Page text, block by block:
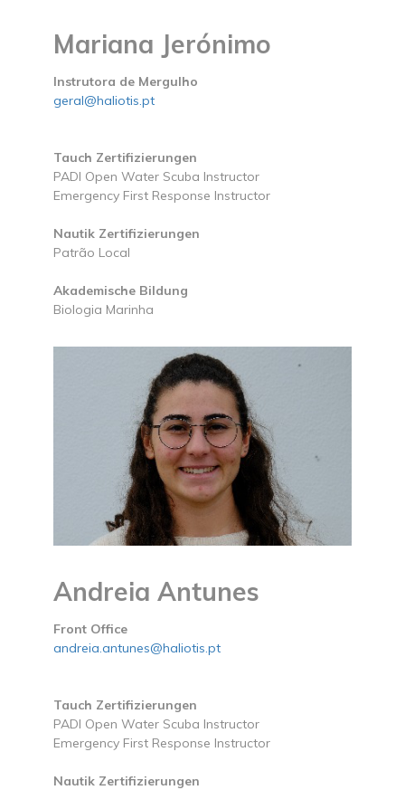
Mariana Jerónimo
Instrutora de Mergulho
geral@haliotis.pt
Tauch Zertifizierungen
PADI Open Water Scuba Instructor
Emergency First Response Instructor
Nautik Zertifizierungen
Patrão Local
Akademische Bildung
Biologia Marinha
Andreia Antunes
Front Office
andreia.antunes@haliotis.pt
Tauch Zertifizierungen
PADI Open Water Scuba Instructor
Emergency First Response Instructor
Nautik Zertifizierungen